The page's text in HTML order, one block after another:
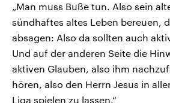
„Man muss Buße tun. Also sein
sündhaftes altes Leben bereuen,
absagen: Also da sollten auch
Und auf der anderen Seite die
aktiven Glauben, also ihm
hören, also den Herrn Jesus in
Liga spielen zu lassen.“